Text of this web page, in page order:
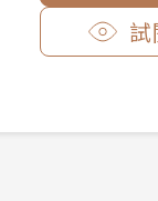
試